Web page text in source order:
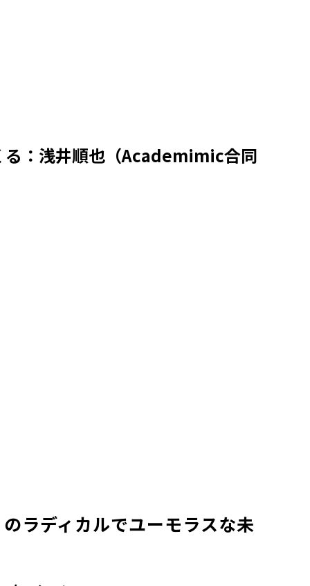
る：浅井順也（Academimic合同
ラディカルでユーモラスな未